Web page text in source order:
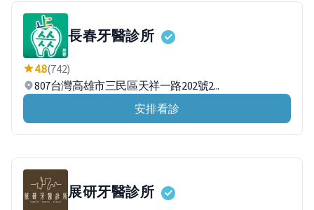
長春牙醫診所
4.8(742)
807台灣高雄市三民區天祥一路202號2...
安排看診
展研牙醫診所